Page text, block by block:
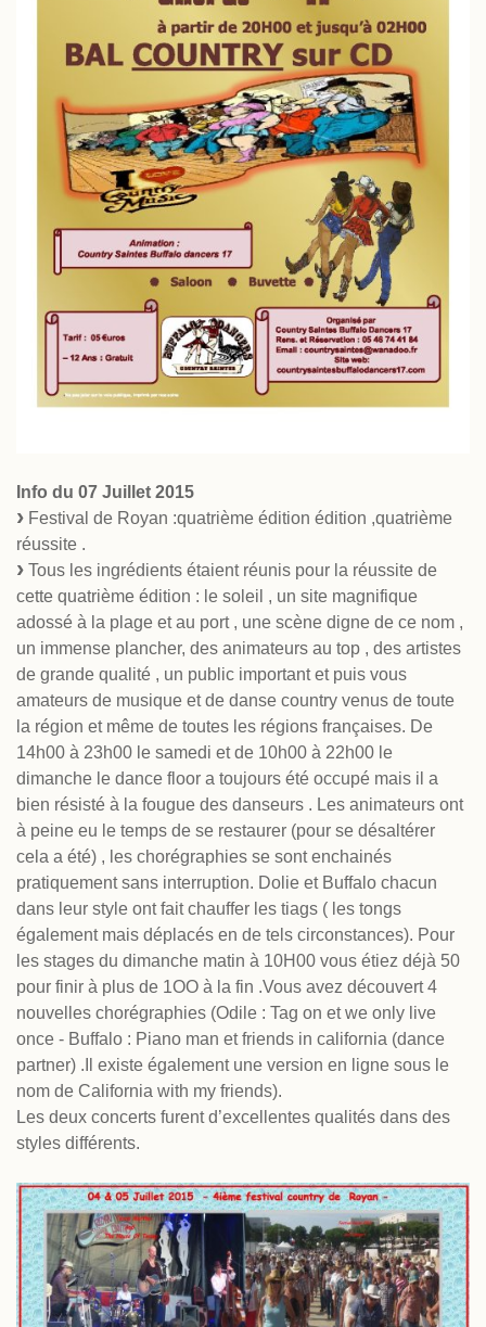
Info du 07 Juillet 2015
Festival de Royan :quatrième édition édition ,quatrième
réussite .
Tous les ingrédients étaient réunis pour la réussite de
cette quatrième édition : le soleil , un site magnifique
adossé à la plage et au port , une scène digne de ce nom ,
un immense plancher, des animateurs au top , des artistes
de grande qualité , un public important et puis vous
amateurs de musique et de danse country venus de toute
la région et même de toutes les régions françaises. De
14h00 à 23h00 le samedi et de 10h00 à 22h00 le
dimanche le dance floor a toujours été occupé mais il a
bien résisté à la fougue des danseurs . Les animateurs ont
à peine eu le temps de se restaurer (pour se désaltérer
cela a été) , les chorégraphies se sont enchainés
pratiquement sans interruption. Dolie et Buffalo chacun
dans leur style ont fait chauffer les tiags ( les tongs
également mais déplacés en de tels circonstances). Pour
les stages du dimanche matin à 10H00 vous étiez déjà 50
pour finir à plus de 1OO à la fin .Vous avez découvert 4
nouvelles chorégraphies (Odile : Tag on et we only live
once - Buffalo : Piano man et friends in california (dance
partner) .Il existe également une version en ligne sous le
nom de California with my friends).
Les deux concerts furent d’excellentes qualités dans des
styles différents.